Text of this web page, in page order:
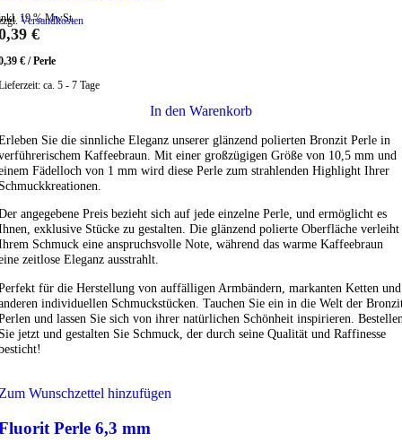
19 % MwSt.
Versandkosten
€
€ /Perle
ca. 5 - 7 Tage
In den Warenkorb
Sie die sinnliche Eleganz unserer glänzend polierten Bronzit Perle in
Kaffeebraun. Mit einer großzügigen Größe von 10,5 mm und
Fädelloch von 1 mm wird diese Perle zum strahlenden Highlight Ihrer
angegebene Preis bezieht sich auf jede einzelne Perle, und ermöglicht es
exklusive Stücke zu gestalten. Die glänzend polierte Oberfläche verleiht
Schmuck eine anspruchsvolle Note, während das warme Kaffeebraun
zeitlose Eleganz ausstrahlt.
für die Herstellung von auffälligen Armbändern, markanten Ketten und
individuellen Schmuckstücken. Tauchen Sie ein in die Welt der
und lassen Sie sich von ihrer natürlichen Schönheit inspirieren.
jetzt und gestalten Sie Schmuck, der durch seine Qualität und Raffinesse
Wunschzettel hinzufügen
Perle 6,3 mm